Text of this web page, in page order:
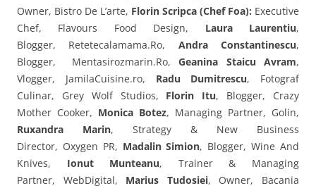
Owner, Bistro De L’arte, Florin Scripca (Chef Foa): Executive
Chef, Flavours Food Design, Laura Laurentiu,
Blogger, Retetecalamama.Ro, Andra Constantinescu,
Blogger, Mentasirozmarin.Ro,Geanina Staicu Avram,
Vlogger, JamilaCuisine.ro, Radu Dumitrescu, Fotograf
Culinar, Grey Wolf Studios, Florin Itu, Blogger, Crazy
Mother Cooker, Monica Botez, Managing Partner, Golin,
Ruxandra Marin, Strategy & New Business
Director, Oxygen PR, Madalin Simion, Blogger, Wine And
Knives, Ionut Munteanu, Trainer & Managing
Partner, WebDigital, Marius Tudosiei, Owner, Bacania